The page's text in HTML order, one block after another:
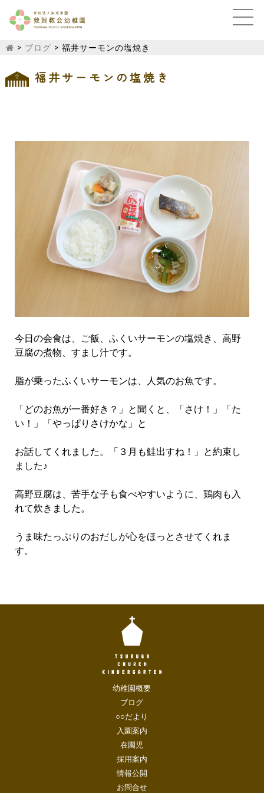
> ブログ > 福井サーモンの塩焼き
福井サーモンの塩焼き
今日の会食は、ご飯、ふくいサーモンの塩焼き、高野
豆腐の煮物、すまし汁です。
脂が乗ったふくいサーモンは、人気のお魚です。
「どのお魚が一番好き？」と聞くと、「さけ！」「た
い！」「やっぱりさけかな」と
お話してくれました。「３月も鮭出すね！」と約束し
ました♪
高野豆腐は、苦手な子も食べやすいように、鶏肉も入
れて炊きました。
うま味たっぷりのおだしが心をほっとさせてくれま
す。
幼稚園概要
ブログ
○○だより
入園案内
在園児
採用案内
情報公開
お問合せ